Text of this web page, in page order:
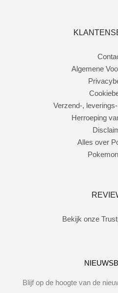
Algemene
Verzend-,
Herroeping
Alles over
Bekijk onze
Blijf op de hoogte van de